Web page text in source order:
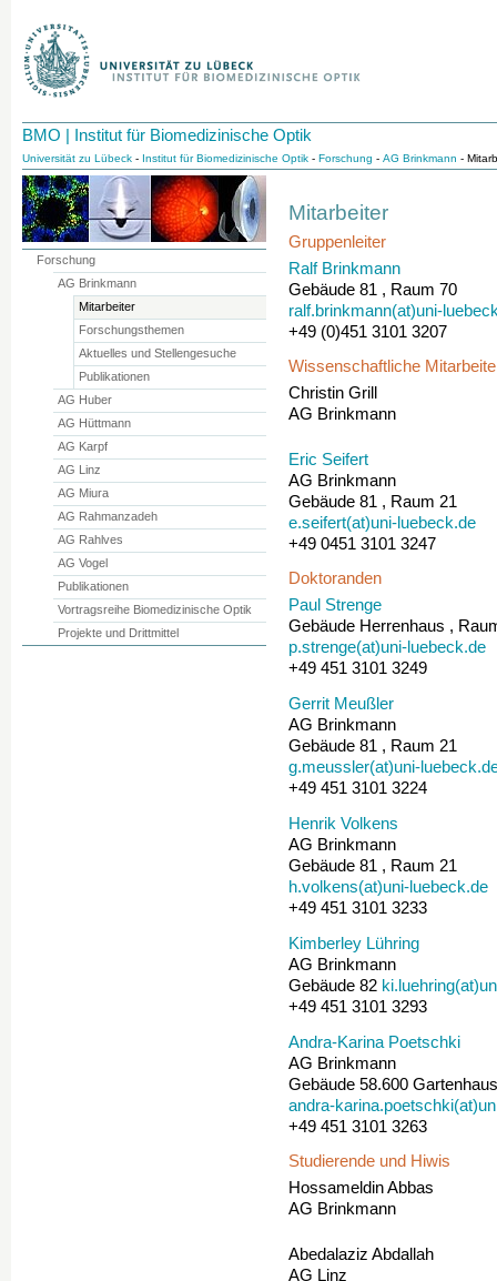
BMO | Institut für Biomedizinische Optik
Universität zu Lübeck - Institut für Biomedizinische Optik - Forschung - AG Brinkmann -
Mitarbeiter
Gruppenleiter
Ralf Brinkmann
Gebäude 81 , Raum 70
ralf.brinkmann(at)uni-
+49 (0)451 3101 3207
Wissenschaftliche
Christin Grill
AG Brinkmann
Eric Seifert
AG Brinkmann
Gebäude 81 , Raum 21
e.seifert(at)uni-luebeck.de
+49 0451 3101 3247
Doktoranden
Paul Strenge
Gebäude Herrenhaus ,
p.strenge(at)uni-luebeck.de
+49 451 3101 3249
Gerrit Meußler
AG Brinkmann
Gebäude 81 , Raum 21
g.meussler(at)uni-
+49 451 3101 3224
Henrik Volkens
AG Brinkmann
Gebäude 81 , Raum 21
h.volkens(at)uni-luebeck.de
+49 451 3101 3233
Kimberley Lühring
AG Brinkmann
Gebäude 82
+49 451 3101 3293
Andra-Karina Poetschki
AG Brinkmann
Gebäude 58.600
andra-
+49 451 3101 3263
Studierende und Hiwis
Hossameldin Abbas
AG Brinkmann
Abedalaziz Abdallah
AG Linz
Forschung
AG Brinkmann
Mitarbeiter
Forschungsthemen
Aktuelles und Stellengesuche
Publikationen
AG Huber
AG Hüttmann
AG Karpf
AG Linz
AG Miura
AG Rahmanzadeh
AG Rahlves
AG Vogel
Publikationen
Vortragsreihe Biomedizinische Optik
Projekte und Drittmittel